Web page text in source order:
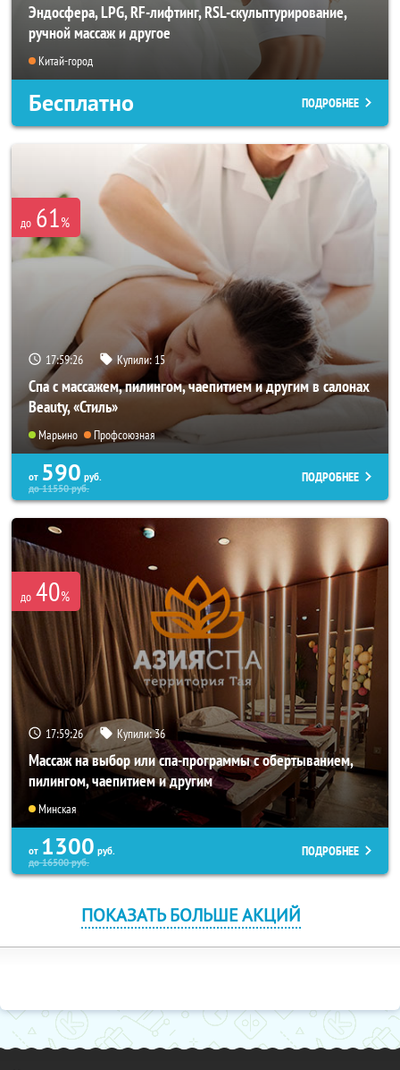
Эндосфера, LPG, RF-лифтинг, RSL-скульптурирование,
ручной массаж и другое
Китай-город
Бесплатно ПОДРОБНЕЕ
до 61%
17:59:25 Купили: 15
Спа с массажем, пилингом, чаепитием и другим в салонах
Beauty, «Стиль»
Марьино Профсоюзная
от 590 руб.
до11550руб.
ПОДРОБНЕЕ
до 40%
17:59:25 Купили:36
Массаж на выбор или спа-программы с обертыванием,
пилингом, чаепитием и другим
Минская
от 1300 руб.
до16500руб.
ПОДРОБНЕЕ
ПОКАЗАТЬ БОЛЬШЕ АКЦИЙ